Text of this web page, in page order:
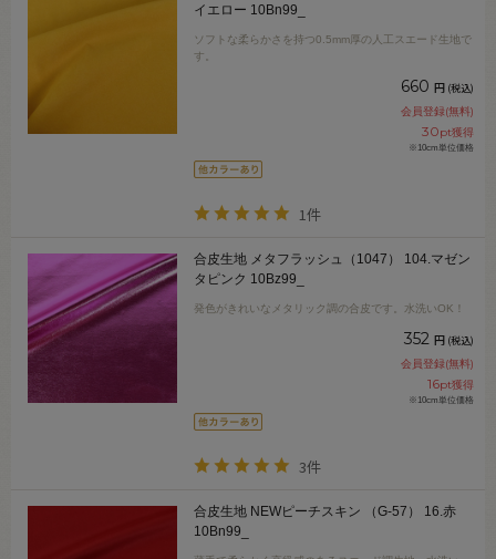
イエロー 10Bn99_
ソフトな柔らかさを持つ0.5mm厚の人工スエード生地で
す。
660 円 (税込)
会員登録(無料)
30pt獲得
※10cm単位価格
1件
合皮生地 メタフラッシュ（1047） 104.マゼン
タピンク 10Bz99_
発色がきれいなメタリック調の合皮です。水洗いOK！
352 円 (税込)
会員登録(無料)
16pt獲得
※10cm単位価格
3件
合皮生地 NEWピーチスキン （G-57） 16.赤
10Bn99_